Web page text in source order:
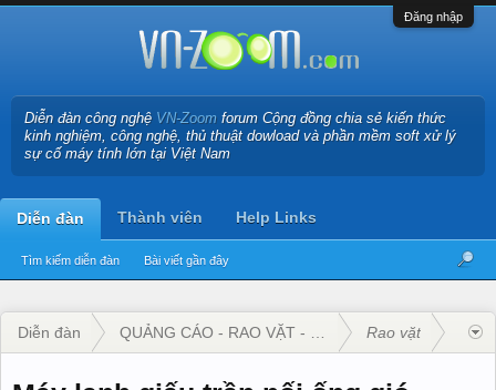
Đăng nhập
Diễn đàn công nghệ VN-Zoom forum Cộng đồng chia sẻ kiến thức
kinh nghiệm, công nghệ, thủ thuật dowload và phần mềm soft xử lý
sự cố máy tính lớn tại Việt Nam
Diễn đàn
Tìm kiếm diễn đàn Bài viết gần đây
Thành viên Help Links
Diễn đàn QUẢNG CÁO - RAO VẶT - KINH DOANH
Rao vặt